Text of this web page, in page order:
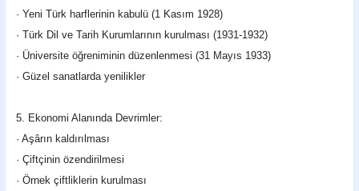
· Yeni Türk harflerinin kabulü (1 Kasım 1928)
· Türk Dil ve Tarih Kurumlarının kurulması (1931-1932)
· Üniversite öğreniminin düzenlenmesi (31 Mayıs 1933)
· Güzel sanatlarda yenilikler
5. Ekonomi Alanında Devrimler:
· Aşârın kaldırılması
· Çiftçinin özendirilmesi
· Örnek çiftliklerin kurulması